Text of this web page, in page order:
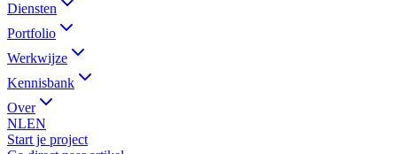
Diensten
Portfolio
Werkwijze
Kennisbank
Over
NLEN
Start je project